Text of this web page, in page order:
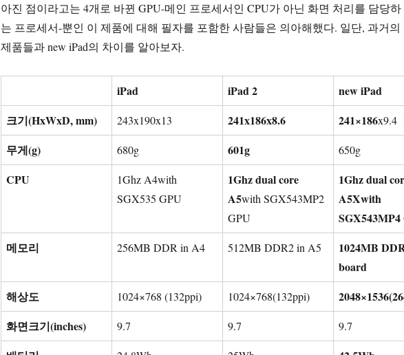
아진 점이라고는 4개로 바뀐 GPU-메인 프로세서인 CPU가 아닌 화면 처리를 담당하
는 프로세서-뿐인 이 제품에 대해 필자를 포함한 사람들은 의아해했다. 일단, 과거의
제품들과 new iPad의 차이를 알아보자.
iPad iPad 2
new iPad
크기(HxWxD, mm) 243x190x13 241x186x8.6 241×186x9.4
무게(g) 680g 601g 650g
CPU
1Ghz A4with
SGX535 GPU
1Ghz dual core
A5with SGX543MP2
GPU
1Ghz dual
A5Xwith
SGX543MP4
메모리
256MB DDR in A4 512MB DDR2 in A5
1024MB
board
해상도
1024×768 (132ppi) 1024×768(132ppi)
화면크기(inches) 9.7 9.7 9.7